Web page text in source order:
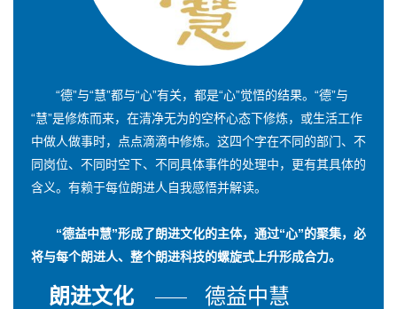
“德”与“慧”都与“心”有关，都是“心”觉悟的结果。“德”与
“慧”是修炼而来，在清净无为的空杯心态下修炼，或生活工作
中做人做事时，点点滴滴中修炼。这四个字在不同的部门、不
同岗位、不同时空下、不同具体事件的处理中，更有其具体的
含义。有赖于每位朗进人自我感悟并解读。
“德益中慧”形成了朗进文化的主体，通过“心”的聚集，必
将与每个朗进人、整个朗进科技的螺旋式上升形成合力。
朗进文化 德益中慧